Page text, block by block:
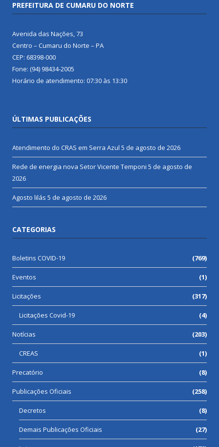
PREFEITURA DE CUMARU DO NORTE
Avenida das Nações, 73
Centro – Cumaru do Norte – PA
CEP: 68398-000
Fone: (94) 98434-2005
Horário de atendimento: 07:30 às 13:30
ÚLTIMAS PUBLICAÇÕES
Atendimento do CRAS em Serra Azul 5 de agosto de 2026
Rede de energia nova Setor Vicente Temponi 5 de agosto de
2026
Agosto lilás 5 de agosto de 2026
CATEGORIAS
Boletins COVID-19 (769)
Eventos (1)
Licitações (317)
Licitações Covid-19 (4)
Notícias (203)
CREAS (1)
Precatório (8)
Publicações Oficiais (258)
Decretos (8)
Demais Publicações Oficiais (27)